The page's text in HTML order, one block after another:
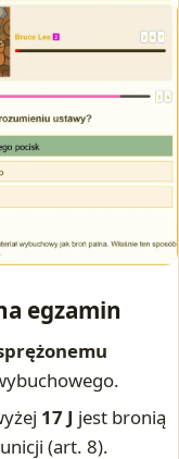
egzamin
17 J jest bronią
(art. 8).